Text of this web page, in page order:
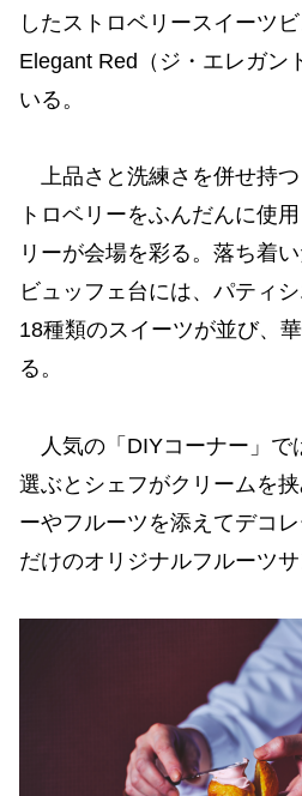
したストロベリースイーツ
Elegant Red（ジ・エレガン
いる。
上品さと洗練さを併せ持
トロベリーをふんだんに使
リーが会場を彩る。落ち着
ビュッフェ台には、パティ
18種類のスイーツが並び、
る。
人気の「DIYコーナー」で
選ぶとシェフがクリームを
ーやフルーツを添えてデコ
だけのオリジナルフルーツサ